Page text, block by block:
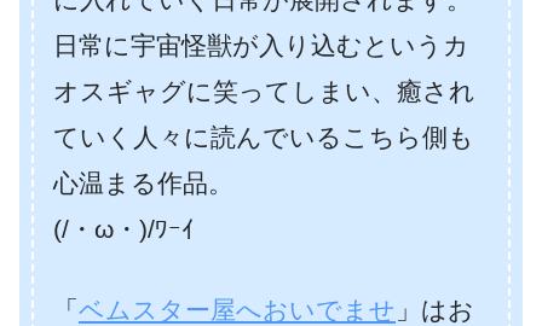
日常に宇宙怪獣が入り込むというカ
オスギャグに笑ってしまい、癒され
ていく人々に読んでいるこちら側も
心温まる作品。
(/・ω・)/ﾜｰｲ
「 ベムスター屋へおいでませ 」はお